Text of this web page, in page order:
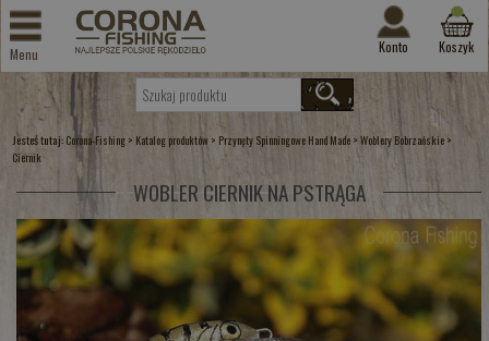
Menu Konto Koszyk
Jesteś tutaj: Corona-Fishing > Katalog produktów > Przynęty Spinningowe Hand Made >Woblery Bobrzańskie >
Ciernik
WOBLER CIERNIK NA PSTRĄGA